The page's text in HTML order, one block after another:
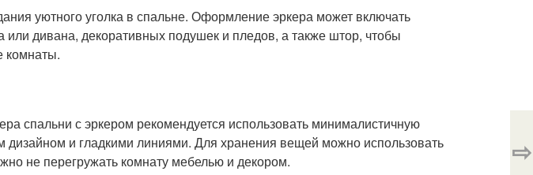
уютного уголка в спальне. Оформление эркера может включать
или дивана, декоративных подушек и пледов, а также штор, чтобы
комнаты.
спальни с эркером рекомендуется использовать минималистичную
дизайном и гладкими линиями. Для хранения вещей можно использовать
не перегружать комнату мебелью и декором.
⇨